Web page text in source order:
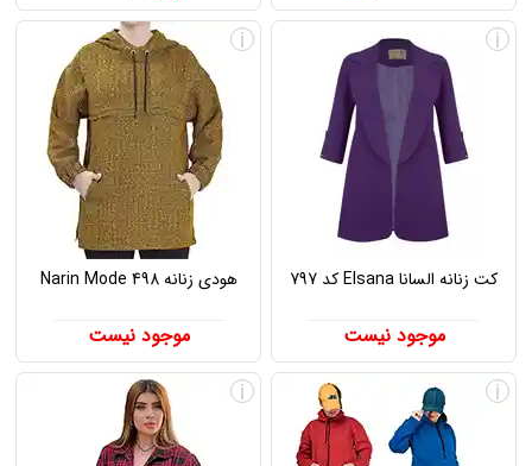
کت زنانه السانا Elsana کد 797
موجود نیست
i
هودی زنانه Narin Mode 498
موجود نیست
i
i
i